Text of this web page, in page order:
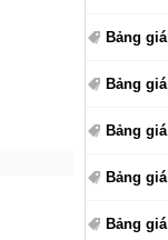
Bảng
Bảng
Bảng
Bảng
Bảng